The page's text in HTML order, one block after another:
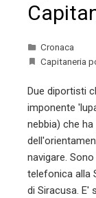
Cronaca
Capitaneria
Due diportisti
imponente
nebbia) che
navigare.
telefonica alla
di Siracusa. E'